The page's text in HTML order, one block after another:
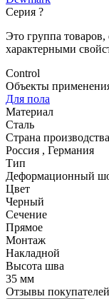
Серия ?
Это группа
характерными
Control
Объекты
Для пола
Материал
Сталь
Страна производства
Россия , Германия
Тип
Деформационный
Цвет
Черный
Сечение
Прямое
Монтаж
Накладной
Высота шва
35 мм
Отзывы покупателей